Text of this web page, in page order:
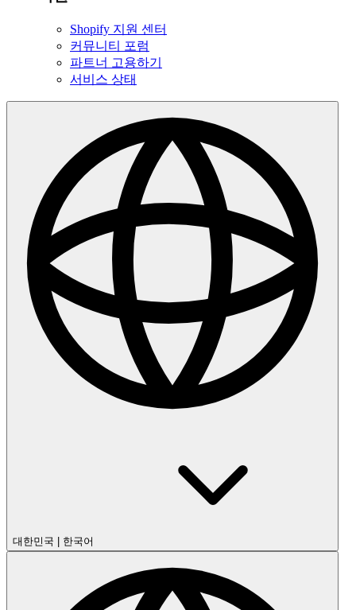
Shopify 지원 센터
커뮤니티 포럼
파트너 고용하기
서비스 상태
대한민국 한국어